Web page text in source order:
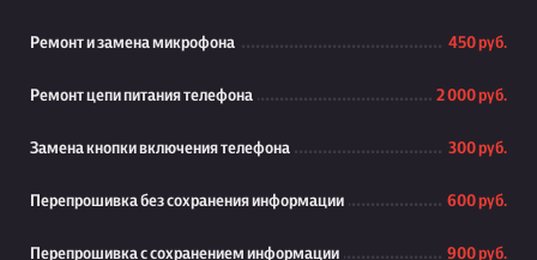
Ремонт и замена микрофона 450 руб.
Ремонт цепи питания телефона 2 000 руб.
Замена кнопки включения телефона 300 руб.
Перепрошивка без сохранения информации 600 руб.
Перепрошивка с сохранением информации 900 руб.